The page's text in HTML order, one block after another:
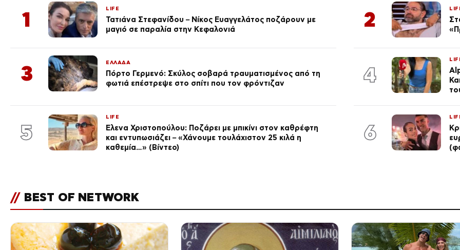
1 LIFE
Τατιάνα Στεφανίδου – Νίκος Ευαγγελάτος ποζάρουν με
μαγιό σε παραλία στην Κεφαλονιά
2
3 ΕΛΛΑΔΑ
Πόρτο Γερμενό: Σκύλος σοβαρά τραυματισμένος από τη
φωτιά επέστρεψε στο σπίτι που τον φρόντιζαν
4
5
LIFE
Έλενα Χριστοπούλου: Ποζάρει με μπικίνι στον καθρέφτη
και εντυπωσιάζει – «Χάνουμε τουλάχιστον 25 κιλά η
καθεμία…» (Βίντεο)
6
// BEST OF NETWORK